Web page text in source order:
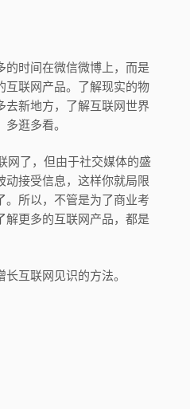
的时间在微信微博上，而是
互联网产品。了解现实的物
去新地方，了解互联网世界
逛多看。
网了，但由于社交媒体的盛
动接受信息，这样你就局限
。所以，不管是为了商业考
解更多的互联网产品，都是
互联网见识的方法。